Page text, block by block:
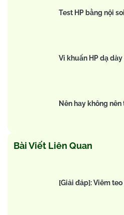
Test HP bằng nội
Vi khuẩn HP dạ
Nên hay không nên
Bài Viết Liên Quan
[Giải đáp]: Viêm